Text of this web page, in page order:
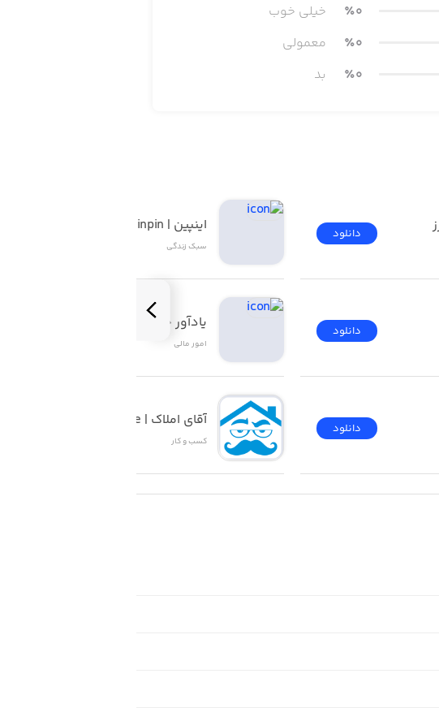
٪0
خیلی خوب
٪0
معمولی
٪0 بد
دانلود
دانلود
دانلود
اینپین | inpin
سبک زندگی
یادآور چک ۲
امور ‌مالی
آقای املاک | Mr Estate
کسب‌ و ‌کار